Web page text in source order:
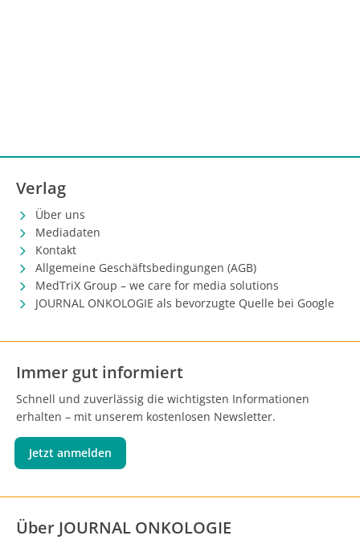
Verlag
Über uns
Mediadaten
Kontakt
Allgemeine Geschäftsbedingungen (AGB)
MedTriX Group – we care for media solutions
JOURNAL ONKOLOGIE als bevorzugte Quelle bei Google
Immer gut informiert
Schnell und zuverlässig die wichtigsten Informationen
erhalten – mit unserem kostenlosen Newsletter.
Jetzt anmelden
Über JOURNAL ONKOLOGIE